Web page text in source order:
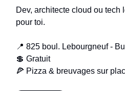
Dev, architecte cloud ou
pour toi.
📍 825 boul. Lebourgneuf -
💲 Gratuit
🍕 Pizza & breuvages sur